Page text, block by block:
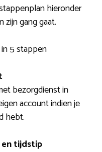
hieronder
zijn gang gaat.
5 stappen
bezorgdienst in
account indien je
hebt.
en tijdstip